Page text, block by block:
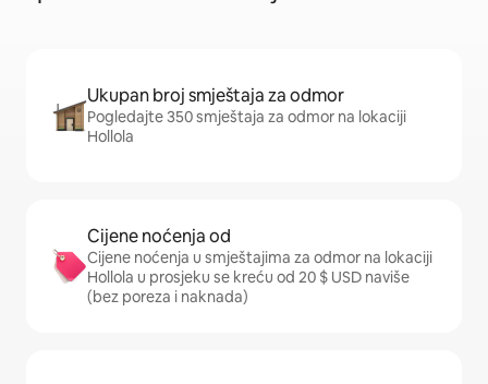
Ukupan broj smještaja za odmor
Pogledajte 350 smještaja za odmor na lokaciji
Hollola
Cijene noćenja od
Cijene noćenja u smještajima za odmor na lokaciji
Hollola u prosjeku se kreću od 20 $ USD naviše
(bez poreza i naknada)